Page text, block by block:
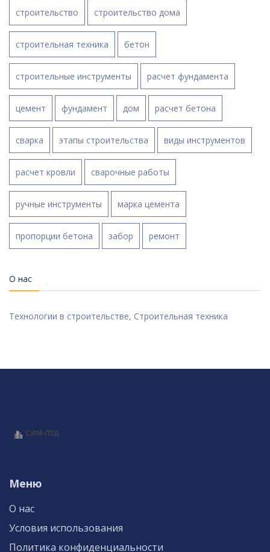
строительство строительство дома
строительная техника бетон
строительные инструменты расчет фундамента
цемент фундамент дом расчет бетона
сварка этапы строительства виды инструментов
расчет кровли сварочные работы
ручные инструменты марка цемента
пропорции бетона забор ремонт
О нас
Технологии в строительстве, Строительная техника
Меню
О нас
Условия использования
Политика конфиденциальности